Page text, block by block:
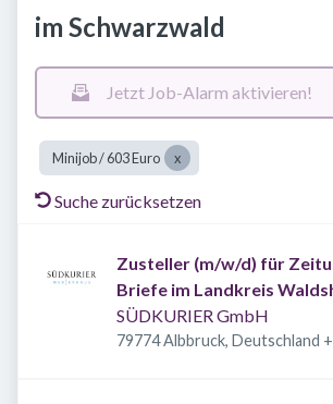
im Schwarzwald
Jetzt Job-Alarm aktivieren!
Minijob / 603 Euro
Suche zurücksetzen
Zusteller (m/w/d) für
Briefe im Landkreis
SÜDKURIER GmbH
79774 Albbruck, Deutschland +